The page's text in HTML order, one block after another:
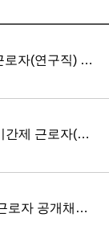
[공지]2026년 (재)율곡국학진흥원 기간제근로자(연구직) 최종합격자 공고
[채용] 2026년 제1회 (재)율곡국학진흥원 기간제 근로자(연구행정) 채용 재공고
[공지] 2026년 (재)율곡국학진흥원 기간제근로자 공개채용 서류전형 합격자 및 면접전형 일정 공고